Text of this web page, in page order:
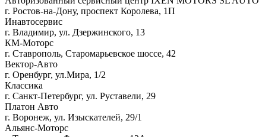
г. Ростов-на-Дону, проспект Королева, 1П
Инавтосервис
г. Владимир, ул. Дзержинского, 13
КМ-Моторс
г. Ставрополь, Старомарьевское шоссе, 42
Вектор-Авто
г. Оренбург, ул.Мира, 1/2
Классика
г. Санкт-Петербург, ул. Руставели, 29
Платон Авто
г. Воронеж, ул. Изыскателей, 29/1
Альянс-Моторс